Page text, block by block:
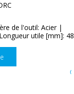
de l'outil: Acier |
utile [mm]: 48